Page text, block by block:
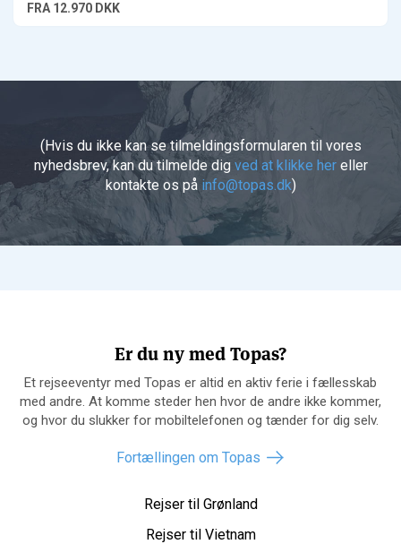
FRA12.970 DKK
(Hvis du ikke kan se tilmeldingsformularen til vores
nyhedsbrev, kan du tilmelde dig ved at klikke hereller
kontakte os på info@topas.dk)
Er du ny med Topas?
Et rejseeventyr med Topas er altid en aktiv ferie i fællesskab
med andre. At komme steder hen hvor de andre ikke kommer,
og hvor du slukker for mobiltelefonen og tænder for dig selv.
Fortællingen om Topas
Rejser til Grønland
Rejser til Vietnam